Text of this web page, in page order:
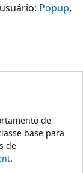
Popup,
de
base para
de
.